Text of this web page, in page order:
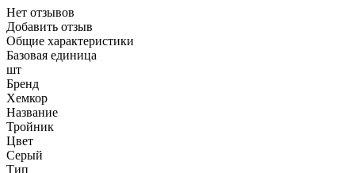
Нет отзывов
Добавить отзыв
Общие характеристики
Базовая единица
шт
Бренд
Хемкор
Название
Тройник
Цвет
Серый
Тип